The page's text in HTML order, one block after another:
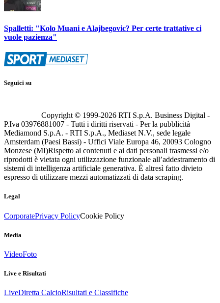
Spalletti: "Kolo Muani e Alajbegovic? Per certe trattative ci
vuole pazienza"
Seguici su
Copyright © 1999-2026 RTI S.p.A. Business Digital -
P.Iva 03976881007 - Tutti i diritti riservati - Per la pubblicità
Mediamond S.p.A. - RTI S.p.A., Mediaset N.V., sede legale
Amsterdam (Paesi Bassi) - Uffici Viale Europa 46, 20093 Cologno
Monzese (MI)Rispetto ai contenuti e ai dati personali trasmessi e/o
riprodotti è vietata ogni utilizzazione funzionale all’addestramento di
sistemi di intelligenza artificiale generativa. È altresì fatto divieto
espresso di utilizzare mezzi automatizzati di data scraping.
Legal
CorporatePrivacy PolicyCookie Policy
Media
VideoFoto
Live e Risultati
LiveDiretta CalcioRisultati e Classifiche